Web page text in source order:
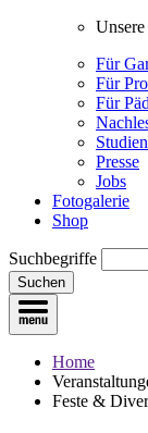
Für
Für
Für
Presse
Jobs
Fotogalerie
Shop
Suchbegriffe
Suchen
Home
Feste &